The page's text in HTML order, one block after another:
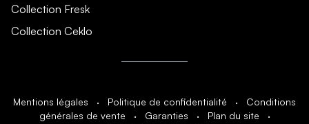
Collection Fresk
Collection Ceklo
Mentions légales · Politique de confidentialité ·
Conditions
générales de vente
· Garanties · Plan du site
·